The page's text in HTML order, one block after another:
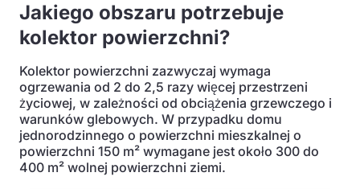
Jakiego obszaru potrzebuje
kolektor powierzchni?
Kolektor powierzchni zazwyczaj wymaga
ogrzewania od 2 do 2,5 razy więcej przestrzeni
życiowej, w zależności od obciążenia grzewczego i
warunków glebowych. W przypadku domu
jednorodzinnego o powierzchni mieszkalnej o
powierzchni 150 m² wymagane jest około 300 do
400 m² wolnej powierzchni ziemi.